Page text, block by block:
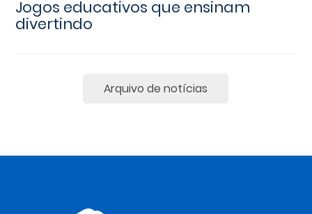
Jogos educativos que ensinam
divertindo
Arquivo de notícias